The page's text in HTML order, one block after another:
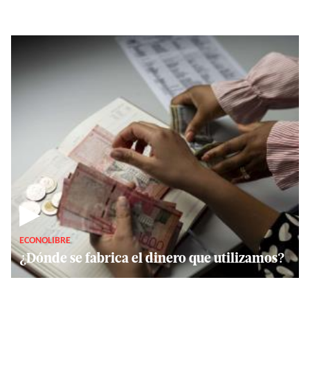
▶
ECONOLIBRE
¿Dónde se fabrica el dinero que utilizamos?